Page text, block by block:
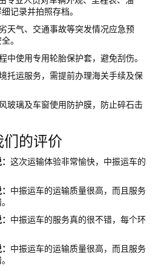
记录并拍照存档。
天气、交通事故等突发情况应急预
。
中使用专用轮胎保护套，避免刮伤。
托运服务，需提前办理海关手续及保
玻璃及车窗使用防护膜，防止碎石击
的评价
这次运输体验非常愉快，中振运车的
中振运车的运输质量很高，而且服务
中振运车的服务真的很不错，每个环
中振运车的运输质量很高，而且服务